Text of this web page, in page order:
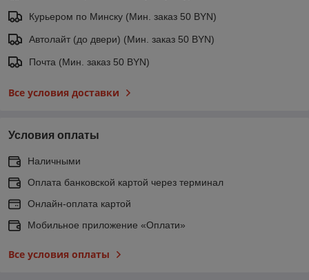
Курьером по Минску (Мин. заказ 50 BYN)
Автолайт (до двери) (Мин. заказ 50 BYN)
Почта (Мин. заказ 50 BYN)
Все условия доставки
Условия оплаты
Наличными
Оплата банковской картой через терминал
Онлайн-оплата картой
Мобильное приложение «Оплати»
Все условия оплаты